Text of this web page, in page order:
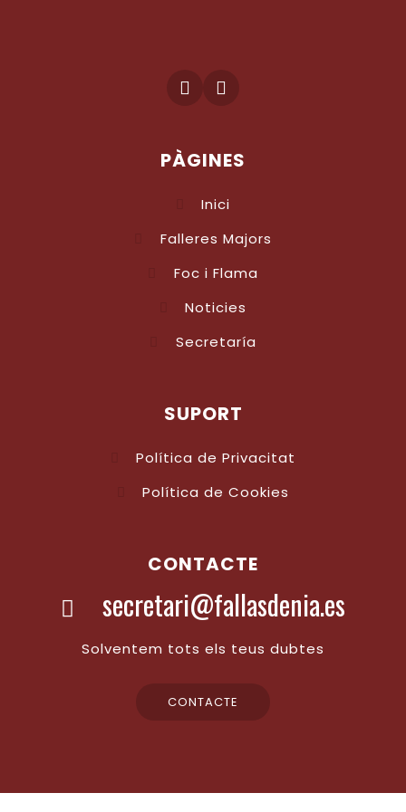
PÀGINES
Inici
Falleres Majors
Foc i Flama
Noticies
Secretaría
SUPORT
Política de Privacitat
Política de Cookies
CONTACTE
secretari@fallasdenia.es
Solventem tots els teus dubtes
CONTACTE